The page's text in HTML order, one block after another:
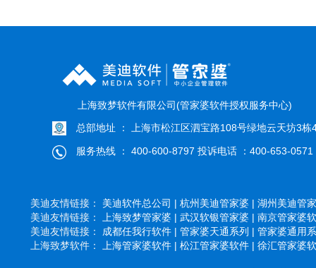
上海致梦软件有限公司(管家婆软件授权服务中心)
总部地址 ： 上海市松江区泗宝路108号绿地云天坊3栋
服务热线 ： 400-600-8797 投诉电话 ：400-653-0571
美迪友情链接： 美迪软件总公司 | 杭州美迪管家婆 | 湖州美迪管
美迪友情链接：
上海致梦管家婆 | 武汉软银管家婆 | 南京管家婆
美迪友情链接： 成都任我行软件 | 管家婆天通系列 | 管家婆通用
上海致梦软件：
上海管家婆软件 | 松江管家婆软件 | 徐汇管家婆